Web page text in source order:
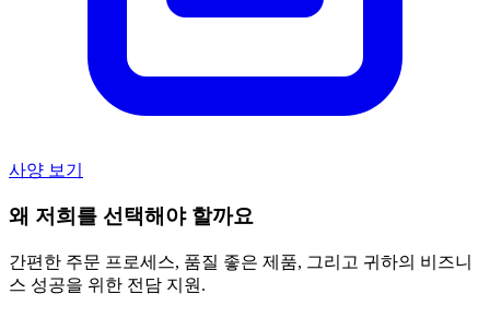
사양 보기
왜 저희를 선택해야 할까요
간편한 주문 프로세스, 품질 좋은 제품, 그리고 귀하의 비즈니
스 성공을 위한 전담 지원.